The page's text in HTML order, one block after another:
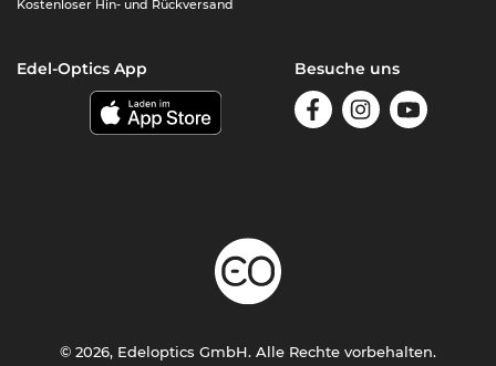
Kostenloser Hin- und Rückversand
Edel-Optics App Besuche uns
© 2026, Edeloptics GmbH. Alle Rechte vorbehalten.